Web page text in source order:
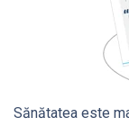
Sănătatea este